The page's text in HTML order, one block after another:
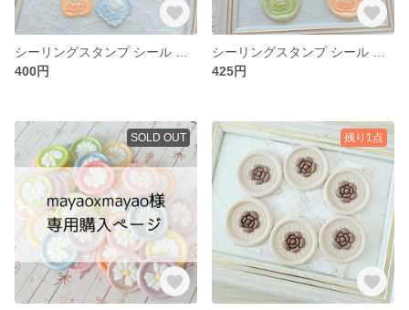
400円
425円
SOLD OUT 残り1点